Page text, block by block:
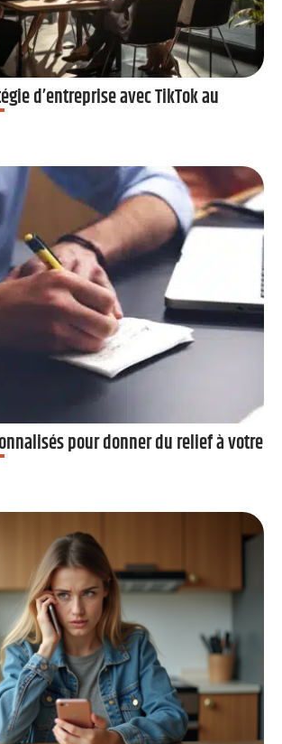
d’entreprise avec TikTok au
pour donner du relief à votre